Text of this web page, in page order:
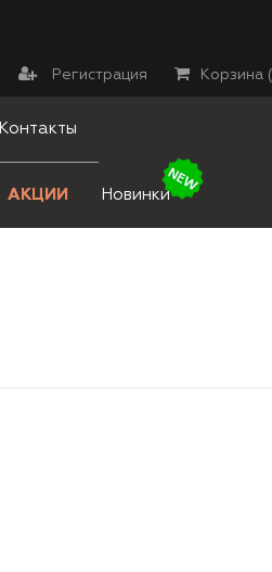
Корзина (
Регистрация
Контакты
АКЦИИ Новинки